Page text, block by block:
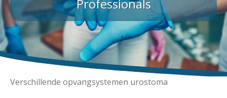
Professionals
Verschillende opvangsystemen urostoma